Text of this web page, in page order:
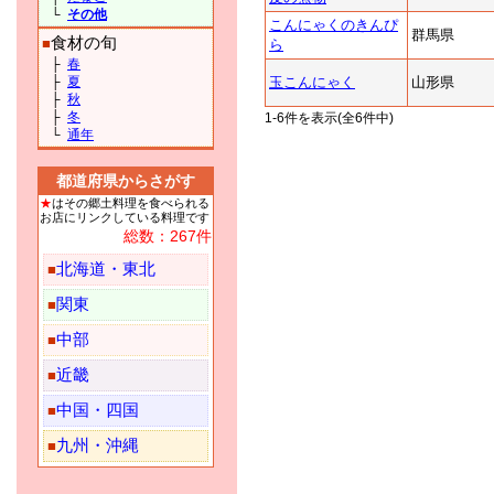
└ その他
■食材の旬
├ 春
├ 夏
├ 秋
├ 冬
└ 通年
都道府県からさがす
★はその郷土料理を食べられる
お店にリンクしている料理です
総数：267件
■北海道・東北
■関東
■中部
■近畿
■中国・四国
■九州・沖縄
こんにゃくのきんぴ
ら
群馬県
玉こんにゃく 山形県
1-6件を表示(全6件中)